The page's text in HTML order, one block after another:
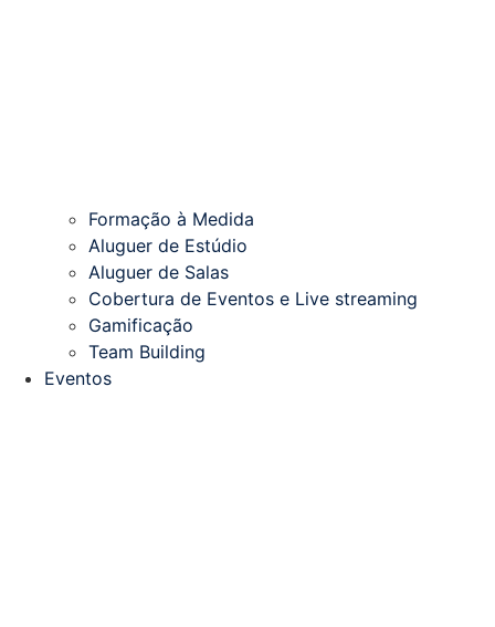
Formação à Medida
Aluguer de Estúdio
Aluguer de Salas
Cobertura de Eventos e Live streaming
Gamificação
Team Building
Eventos